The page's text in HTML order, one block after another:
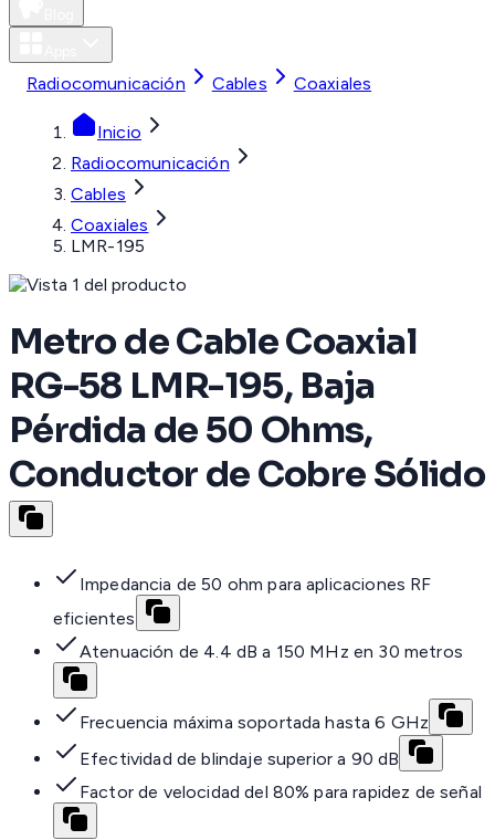
Radiocomunicación Cables Coaxiales
Inicio
Radiocomunicación
Cables
Coaxiales
LMR-195
Metro de Cable Coaxial
RG-58 LMR-195, Baja
Pérdida de 50 Ohms,
Conductor de Cobre Sólido
Impedancia de 50 ohm para aplicaciones RF
eficientes
Atenuación de 4.4 dB a 150 MHz en 30 metros
Frecuencia máxima soportada hasta 6 GHz
Efectividad de blindaje superior a 90 dB
Factor de velocidad del 80% para rapidez de señal